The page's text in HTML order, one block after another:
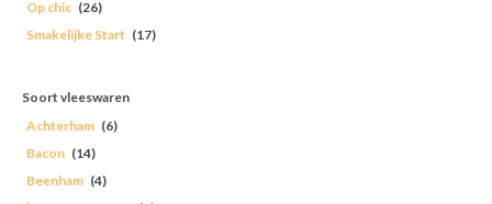
Op chic (26)
Smakelijke Start (17)
Soort vleeswaren
Achterham (6)
Bacon (14)
Beenham (4)